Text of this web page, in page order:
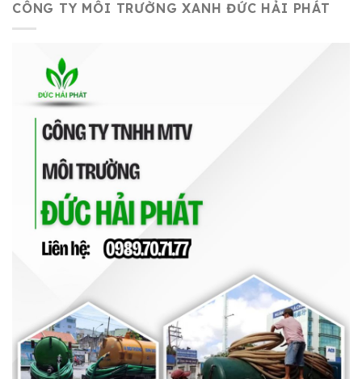
CÔNG TY MÔI TRƯỜNG XANH ĐỨC HẢI PHÁT